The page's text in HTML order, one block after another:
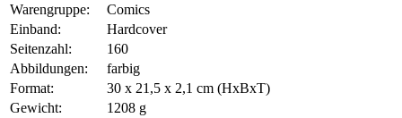
Warengruppe:
Comics
Einband:
Hardcover
Seitenzahl:
160
Abbildungen:
farbig
Format:
30 x 21,5 x 2,1 cm (HxBxT)
Gewicht:
1208 g